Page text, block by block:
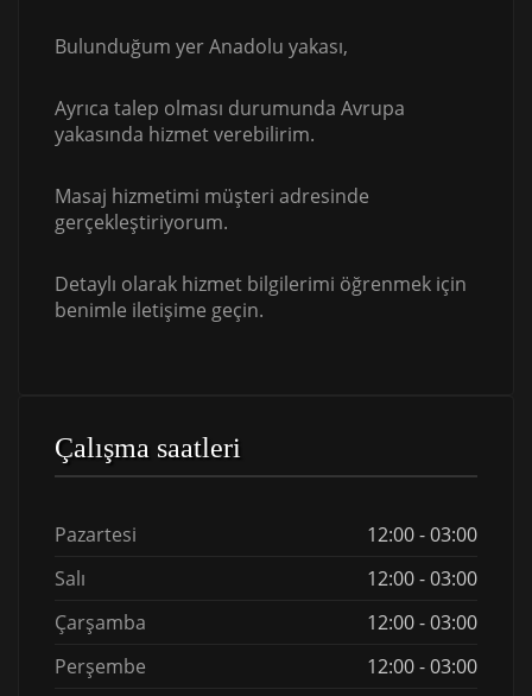
Bulunduğum yer Anadolu yakası,
Ayrıca talep olması durumunda Avrupa
yakasında hizmet verebilirim.
Masaj hizmetimi müşteri adresinde
gerçekleştiriyorum.
Detaylı olarak hizmet bilgilerimi öğrenmek için
benimle iletişime geçin.
Çalışma saatleri
Pazartesi
12:00 - 03:00
Salı
12:00 - 03:00
Çarşamba
12:00 - 03:00
Perşembe
12:00 - 03:00